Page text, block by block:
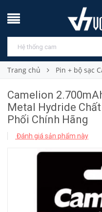
Trang chủ Pin + bộ sạc
Camelion
Metal Hydride
Phối Chính Hãng
Đánh giá sản phẩm này